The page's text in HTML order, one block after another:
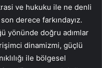
ve hukuku ile ne denli
derece farkındayız.
yönünde doğru adımlar
dinamizmi, güçlü
ile bölgesel